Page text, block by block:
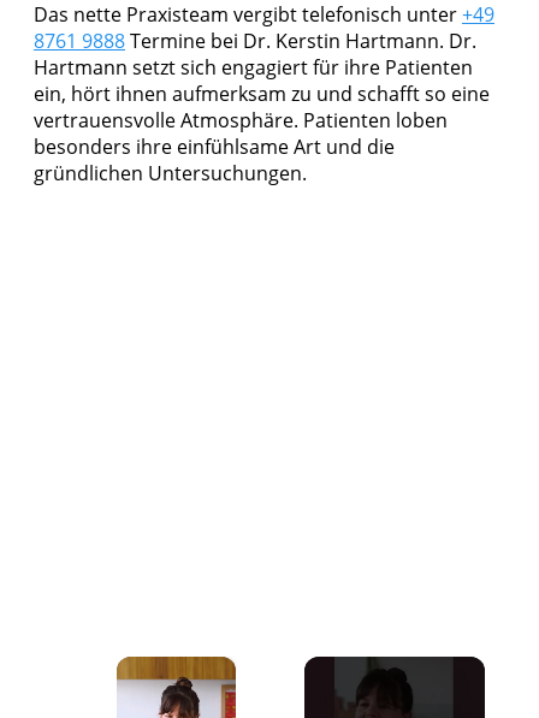
Das nette Praxisteam vergibt telefonisch unter+49
8761 9888Termine bei Dr. Kerstin Hartmann. Dr.
Hartmann setzt sich engagiert für ihre Patienten
ein, hört ihnen aufmerksam zu und schafft so eine
vertrauensvolle Atmosphäre. Patienten loben
besonders ihre einfühlsame Art und die
gründlichen Untersuchungen.
×